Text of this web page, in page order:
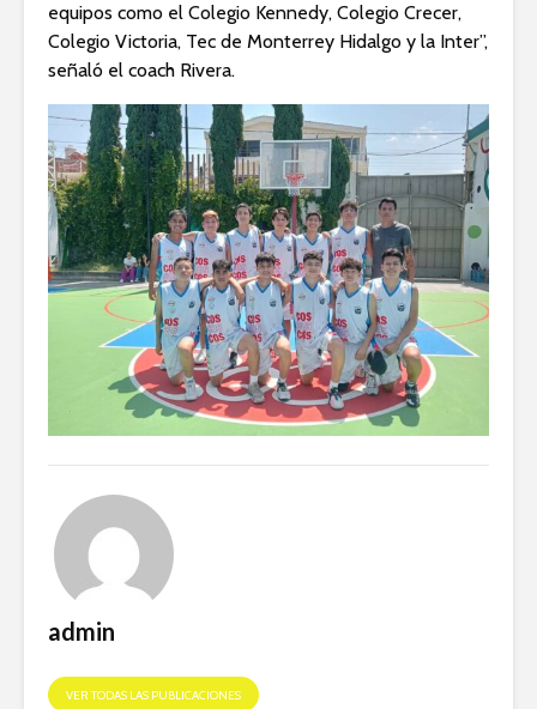
equipos como el Colegio Kennedy, Colegio Crecer,
Colegio Victoria, Tec de Monterrey Hidalgo y la Inter”,
señaló el coach Rivera.
admin
VER TODAS LAS PUBLICACIONES